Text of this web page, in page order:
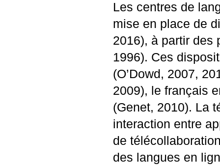
Les centres de
mise en place de
2016), à partir des
1996). Ces
(O’Dowd, 2007,
2009), le français
(Genet, 2010). La
interaction entre
de
des langues en